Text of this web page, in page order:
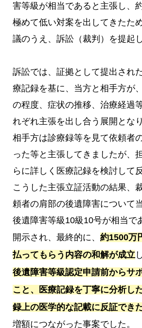
害等級が相当であると主張し、
極めて低い対案を出してきたた
議のうえ、訴訟（裁判）を提起
訴訟では、証拠として提出され
療記録を基に、当方と相手方が
の程度、症状の推移、治療経過
れぞれ主張を出し合う展開とな
相手方は診療録等を見て依頼者
った等と主張してきましたが、
らに詳しく医療記録を検討して
こうした主張立証活動の結果、
頼者の肩部の後遺障害について
後遺障害等級10級10号が相当で
開示され、最終的に、約1500万
払ってもらう内容の和解が成立
後遺障害等級認定申請前からサ
こと、医療記録を丁寧に分析し
録上の医学的な記載に反証でき
増額につながった事案でした。